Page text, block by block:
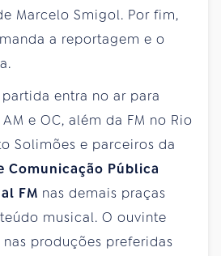
Marcelo Smigol. Por fim,
a reportagem e o
entra no ar para
e OC, além da FM no Rio
Solimões e parceiros da
Comunicação Pública
FM nas demais praças
musical. O ouvinte
produções preferidas